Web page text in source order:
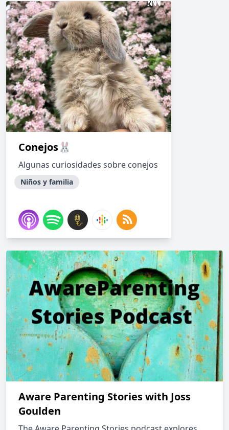
Conejos🐰
Algunas curiosidades sobre conejos
Niños y familia
Aware Parenting Stories with Joss
Goulden